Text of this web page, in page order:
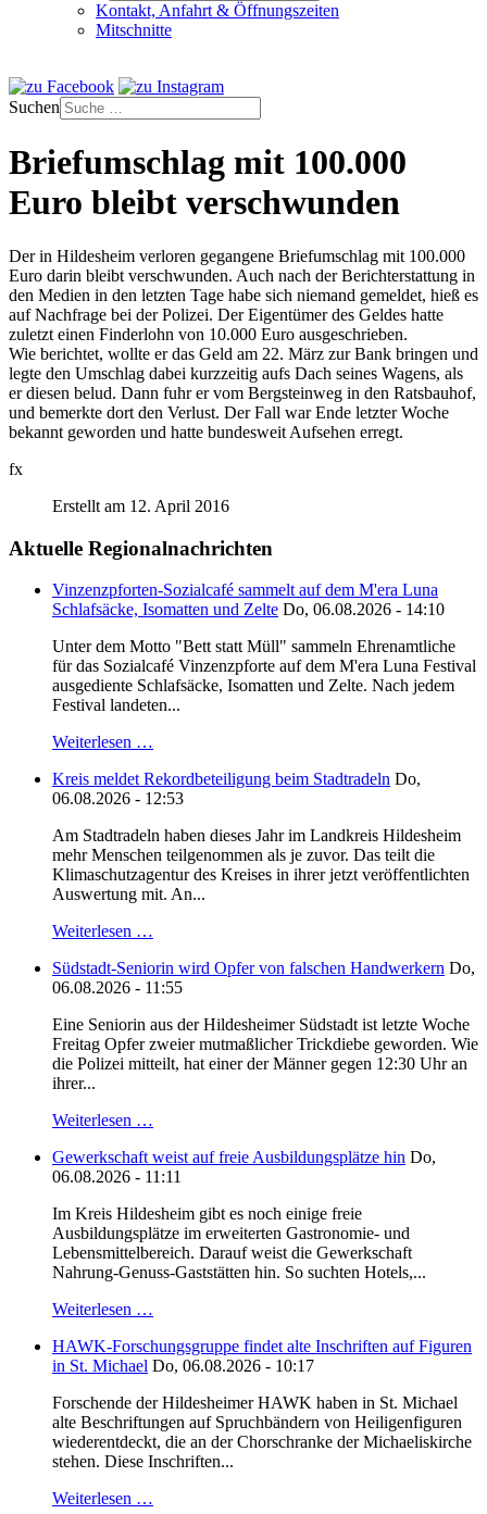
Kontakt, Anfahrt & Öffnungszeiten
Mitschnitte
Suchen
Briefumschlag mit 100.000
Euro bleibt verschwunden
Der in Hildesheim verloren gegangene Briefumschlag mit 100.000
Euro darin bleibt verschwunden. Auch nach der Berichterstattung in
den Medien in den letzten Tage habe sich niemand gemeldet, hieß es
auf Nachfrage bei der Polizei. Der Eigentümer des Geldes hatte
zuletzt einen Finderlohn von 10.000 Euro ausgeschrieben.
Wie berichtet, wollte er das Geld am 22. März zur Bank bringen und
legte den Umschlag dabei kurzzeitig aufs Dach seines Wagens, als
er diesen belud. Dann fuhr er vom Bergsteinweg in den Ratsbauhof,
und bemerkte dort den Verlust. Der Fall war Ende letzter Woche
bekannt geworden und hatte bundesweit Aufsehen erregt.
fx
Erstellt am 12. April 2016
Aktuelle Regionalnachrichten
Vinzenzpforten-Sozialcafé sammelt auf dem M'era Luna
Schlafsäcke, Isomatten und Zelte Do, 06.08.2026 - 14:10
Unter dem Motto "Bett statt Müll" sammeln Ehrenamtliche
für das Sozialcafé Vinzenzpforte auf dem M'era Luna Festival
ausgediente Schlafsäcke, Isomatten und Zelte. Nach jedem
Festival landeten...
Weiterlesen …
Kreis meldet Rekordbeteiligung beim Stadtradeln Do,
06.08.2026 - 12:53
Am Stadtradeln haben dieses Jahr im Landkreis Hildesheim
mehr Menschen teilgenommen als je zuvor. Das teilt die
Klimaschutzagentur des Kreises in ihrer jetzt veröffentlichten
Auswertung mit. An...
Weiterlesen …
Südstadt-Seniorin wird Opfer von falschen Handwerkern Do,
06.08.2026 - 11:55
Eine Seniorin aus der Hildesheimer Südstadt ist letzte Woche
Freitag Opfer zweier mutmaßlicher Trickdiebe geworden. Wie
die Polizei mitteilt, hat einer der Männer gegen 12:30 Uhr an
ihrer...
Weiterlesen …
Gewerkschaft weist auf freie Ausbildungsplätze hin Do,
06.08.2026 - 11:11
Im Kreis Hildesheim gibt es noch einige freie
Ausbildungsplätze im erweiterten Gastronomie- und
Lebensmittelbereich. Darauf weist die Gewerkschaft
Nahrung-Genuss-Gaststätten hin. So suchten Hotels,...
Weiterlesen …
HAWK-Forschungsgruppe findet alte Inschriften auf Figuren
in St. Michael Do, 06.08.2026 - 10:17
Forschende der Hildesheimer HAWK haben in St. Michael
alte Beschriftungen auf Spruchbändern von Heiligenfiguren
wiederentdeckt, die an der Chorschranke der Michaeliskirche
stehen. Diese Inschriften...
Weiterlesen …